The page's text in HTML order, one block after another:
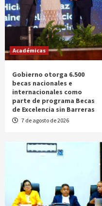
Académicas
Gobierno otorga 6.500
becas nacionales e
internacionales como
parte de programa Becas
de Excelencia sin Barreras
7 de agosto de 2026